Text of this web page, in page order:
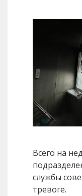
Всего на
службы
тревоге.